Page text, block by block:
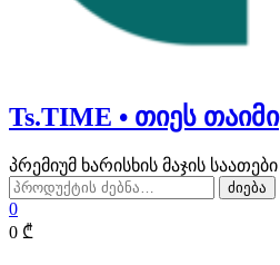
Ts.TIME • თიეს თაიმი
პრემიუმ ხარისხის მაჯის საათები
ძებნა:
ძიება
0
0 ₾